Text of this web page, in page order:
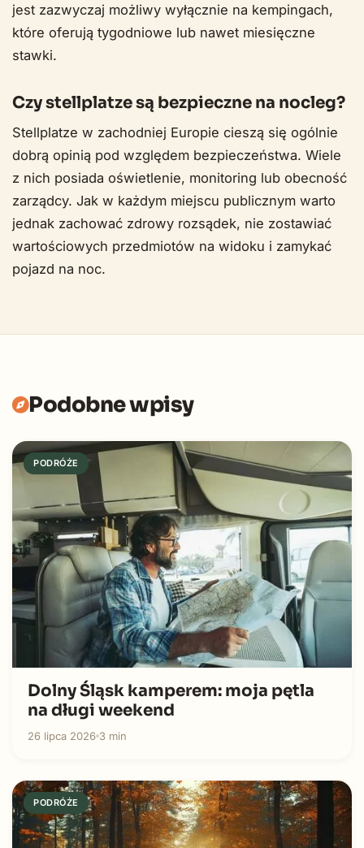
jest zazwyczaj możliwy wyłącznie na kempingach,
które oferują tygodniowe lub nawet miesięczne
stawki.
Czy stellplatze są bezpieczne na nocleg?
Stellplatze w zachodniej Europie cieszą się ogólnie
dobrą opinią pod względem bezpieczeństwa. Wiele
z nich posiada oświetlenie, monitoring lub obecność
zarządcy. Jak w każdym miejscu publicznym warto
jednak zachować zdrowy rozsądek, nie zostawiać
wartościowych przedmiotów na widoku i zamykać
pojazd na noc.
Podobne wpisy
PODRÓŻE
Dolny Śląsk kamperem: moja pętla
na długi weekend
26 lipca 2026 3 min
PODRÓŻE